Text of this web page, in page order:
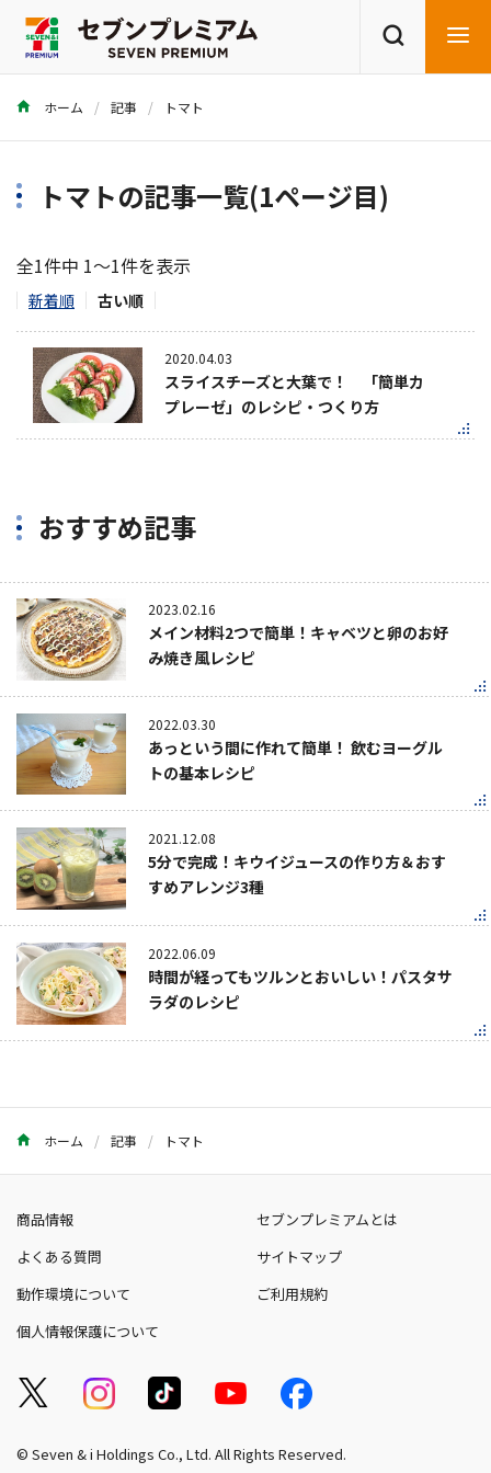
商品を探す レシピを探す
ホーム 記事 トマト
トマトの記事一覧(1ページ目)
全1件中 1～1件を表示
新着順 古い順
2020.04.03
スライスチーズと大葉で！ 「簡単カ
プレーゼ」のレシピ・つくり方
おすすめ記事
2023.02.16
メイン材料2つで簡単！キャベツと卵のお好
み焼き風レシピ
2022.03.30
あっという間に作れて簡単！ 飲むヨーグル
トの基本レシピ
2021.12.08
5分で完成！キウイジュースの作り方＆おす
すめアレンジ3種
2022.06.09
時間が経ってもツルンとおいしい！パスタサ
ラダのレシピ
ホーム 記事 トマト
商品情報
セブンプレミアムとは
よくある質問
サイトマップ
動作環境について
ご利用規約
個人情報保護について
© Seven & i Holdings Co., Ltd. All Rights Reserved.